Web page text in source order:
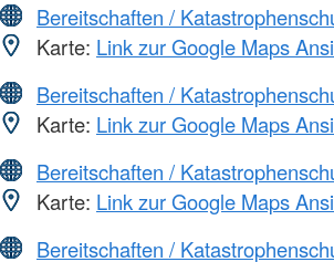
Bereitschaften /
Karte: Link zur Google Maps
Bereitschaften /
Karte: Link zur Google Maps
Bereitschaften /
Karte: Link zur Google Maps
Bereitschaften /